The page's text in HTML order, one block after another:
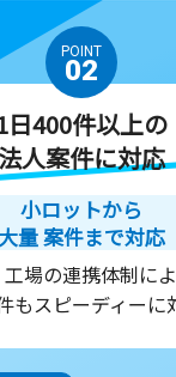
POINT
02
日400件以上の
法人案件に対応
小ロットから
量案件まで対応
場の連携体制によ
もスピーディーに